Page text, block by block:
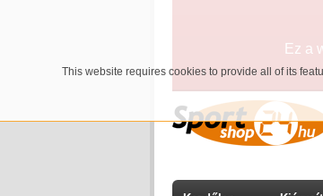
This website requires cookies to provide all of its
Ez a